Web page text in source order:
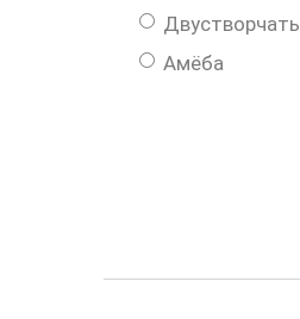
Амёба